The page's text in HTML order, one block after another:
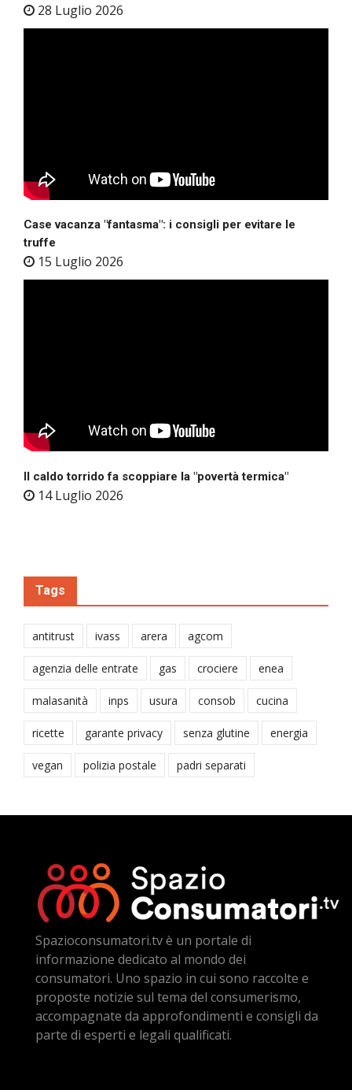
28 Luglio 2026
Case vacanza "fantasma": i consigli per evitare le
truffe
15 Luglio 2026
Il caldo torrido fa scoppiare la "povertà termica"
14 Luglio 2026
Tags
antitrust ivass arera agcom
agenzia delle entrate gas crociere enea
malasanità inps usura consob cucina
ricette garante privacy senza glutine energia
vegan polizia postale padri separati
Spazioconsumatori.tv è un portale di
informazione dedicato al mondo dei
consumatori. Uno spazio in cui sono raccolte e
proposte notizie sul tema del consumerismo,
accompagnate da approfondimenti e consigli da
parte di esperti e legali qualificati.